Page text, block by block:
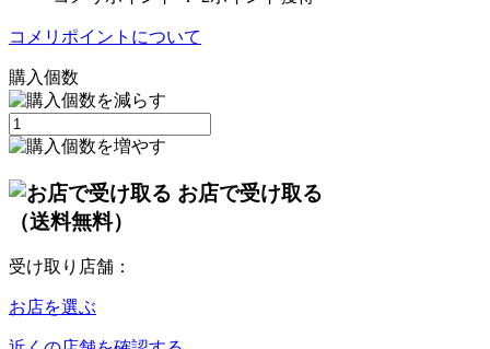
コメリポイントについて
購入個数
お店で受け取る
（送料無料）
受け取り店舗：
お店を選ぶ